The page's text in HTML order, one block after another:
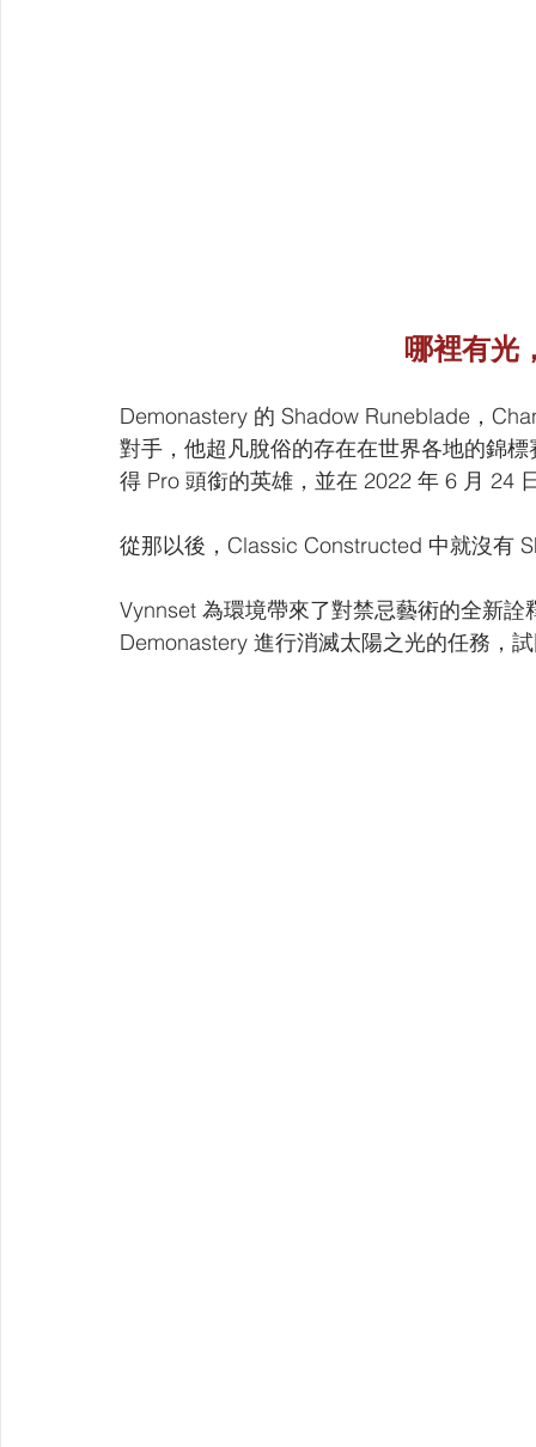
哪裡有光
Demonastery 的 Shadow Runeblade，
對手，他超凡脫俗的存在在世界各地的錦
得 Pro 頭銜的英雄，並在 2022 年 6 月 24
從那以後，Classic Constructed 中就沒有
Vynnset 為環境帶來了對禁忌藝術的全新
Demonastery 進行消滅太陽之光的任務，